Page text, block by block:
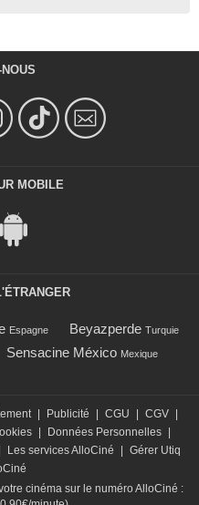
MOBILE
Espagne Beyazperde Turquie
Sensacine México Mexique
Publicité CGU CGV
Données Personnelles
Les services AlloCiné
Gérer Utiq
cinéma sur le numéro AlloCiné :